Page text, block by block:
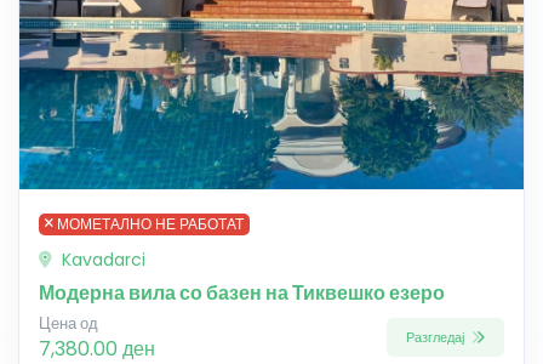
МОМЕТАЛНО НЕ РАБОТАТ
Kavadarci
Модерна вила со базен на Тиквешко езеро
Цена од
7,380.00 ден Разгледај